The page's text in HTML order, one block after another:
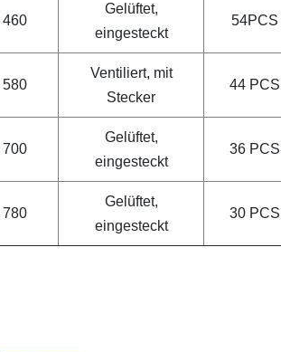
460
Gelüftet,
eingesteckt
54PCS
580
Ventiliert, mit
Stecker
44 PCS
700
Gelüftet,
eingesteckt
36 PCS
780
Gelüftet,
eingesteckt
30 PCS